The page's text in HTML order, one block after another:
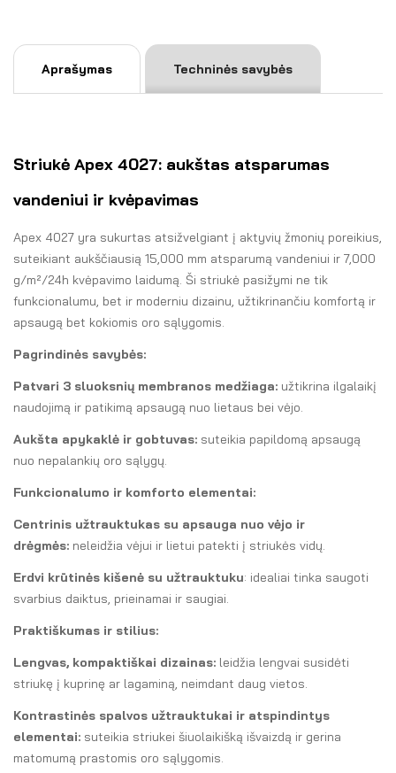
Aprašymas Techninės savybės
Striukė Apex 4027: aukštas atsparumas
vandeniui ir kvėpavimas
Apex 4027 yra sukurtas atsižvelgiant į aktyvių žmonių poreikius,
suteikiant aukščiausią 15,000 mm atsparumą vandeniui ir 7,000
g/m²/24h kvėpavimo laidumą. Ši striukė pasižymi ne tik
funkcionalumu, bet ir moderniu dizainu, užtikrinančiu komfortą ir
apsaugą bet kokiomis oro sąlygomis.
Pagrindinės savybės:
Patvari 3 sluoksnių membranos medžiaga: užtikrina ilgalaikį
naudojimą ir patikimą apsaugą nuo lietaus bei vėjo.
Aukšta apykaklė ir gobtuvas: suteikia papildomą apsaugą
nuo nepalankių oro sąlygų.
Funkcionalumo ir komforto elementai:
Centrinis užtrauktukas su apsauga nuo vėjo ir
drėgmės: neleidžia vėjui ir lietui patekti į striukės vidų.
Erdvi krūtinės kišenė su užtrauktuku: idealiai tinka saugoti
svarbius daiktus, prieinamai ir saugiai.
Praktiškumas ir stilius:
Lengvas, kompaktiškai dizainas: leidžia lengvai susidėti
striukę į kuprinę ar lagaminą, neimdant daug vietos.
Kontrastinės spalvos užtrauktukai ir atspindintys
elementai: suteikia striukei šiuolaikišką išvaizdą ir gerina
matomumą prastomis oro sąlygomis.